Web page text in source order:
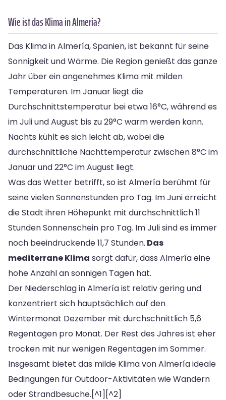
Wie ist das Klima in Almería?
Das Klima in Almería, Spanien, ist bekannt für seine
Sonnigkeit und Wärme. Die Region genießt das ganze
Jahr über ein angenehmes Klima mit milden
Temperaturen. Im Januar liegt die
Durchschnittstemperatur bei etwa 16°C, während es
im Juli und August bis zu 29°C warm werden kann.
Nachts kühlt es sich leicht ab, wobei die
durchschnittliche Nachttemperatur zwischen 8°C im
Januar und 22°C im August liegt.
Was das Wetter betrifft, so ist Almería berühmt für
seine vielen Sonnenstunden pro Tag. Im Juni erreicht
die Stadt ihren Höhepunkt mit durchschnittlich 11
Stunden Sonnenschein pro Tag. Im Juli sind es immer
noch beeindruckende 11,7 Stunden. Das
mediterrane Klima sorgt dafür, dass Almería eine
hohe Anzahl an sonnigen Tagen hat.
Der Niederschlag in Almería ist relativ gering und
konzentriert sich hauptsächlich auf den
Wintermonat Dezember mit durchschnittlich 5,6
Regentagen pro Monat. Der Rest des Jahres ist eher
trocken mit nur wenigen Regentagen im Sommer.
Insgesamt bietet das milde Klima von Almería ideale
Bedingungen für Outdoor-Aktivitäten wie Wandern
oder Strandbesuche.[^1][^2]